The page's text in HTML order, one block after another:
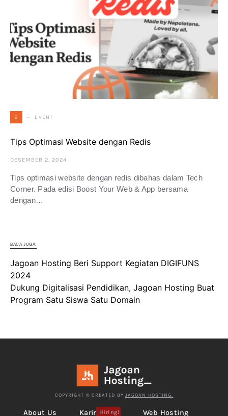
E EVENT
Tips Optimasi Website dengan Redis
DESEMBER 2, 2024
Tips optimasi website dengan redis dibahas dalam Tech
Corner. Pada edisi Boost Your Web & App bersama
dengan…
BACA JUGA:
Jagoan Hosting Beri Support Kegiatan DIGIFUNS
2024
Dukung Digitalisasi Pendidikan, Jagoan Hosting Buat
Program Satu Siswa Satu Domain
COPYRIGHT © CREATED BY JAGOAN HOSTING.
About Us Karir Hiring! Web Hosting